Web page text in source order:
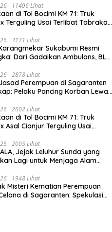
11496 Lihat
di Tol Bocimi KM 71: Truk
Terguling Usai Terlibat Tabrakan
3171 Lihat
Sukabumi Resmi
Dari Gadaikan Ambulans, BLT
2878 Lihat
Perempuan di Sagaranten
Pelaku Pancing Korban Lewat
2602 Lihat
di Tol Bocimi KM 71: Truk
Asal Cianjur Terguling Usai
2005 Lihat
Jejak Leluhur Sunda yang
Lagi untuk Menjaga Alam
1948 Lihat
Misteri Kematian Perempuan
di Sagaranten: Spekulasi